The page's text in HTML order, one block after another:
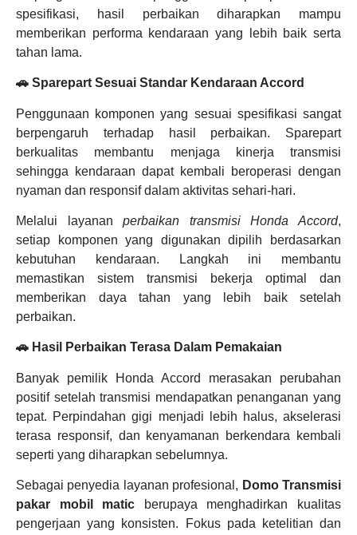
spesifikasi, hasil perbaikan diharapkan mampu
memberikan performa kendaraan yang lebih baik serta
tahan lama.
🚗 Sparepart Sesuai Standar Kendaraan Accord
Penggunaan komponen yang sesuai spesifikasi sangat
berpengaruh terhadap hasil perbaikan. Sparepart
berkualitas membantu menjaga kinerja transmisi
sehingga kendaraan dapat kembali beroperasi dengan
nyaman dan responsif dalam aktivitas sehari-hari.
Melalui layananperbaikan transmisi Honda Accord,
setiap komponen yang digunakan dipilih berdasarkan
kebutuhan kendaraan. Langkah ini membantu
memastikan sistem transmisi bekerja optimal dan
memberikan daya tahan yang lebih baik setelah
perbaikan.
🚗 Hasil Perbaikan Terasa Dalam Pemakaian
Banyak pemilik Honda Accord merasakan perubahan
positif setelah transmisi mendapatkan penanganan yang
tepat. Perpindahan gigi menjadi lebih halus, akselerasi
terasa responsif, dan kenyamanan berkendara kembali
seperti yang diharapkan sebelumnya.
Sebagai penyedia layanan profesional, Domo Transmisi
pakar mobil matic berupaya menghadirkan kualitas
pengerjaan yang konsisten. Fokus pada ketelitian dan